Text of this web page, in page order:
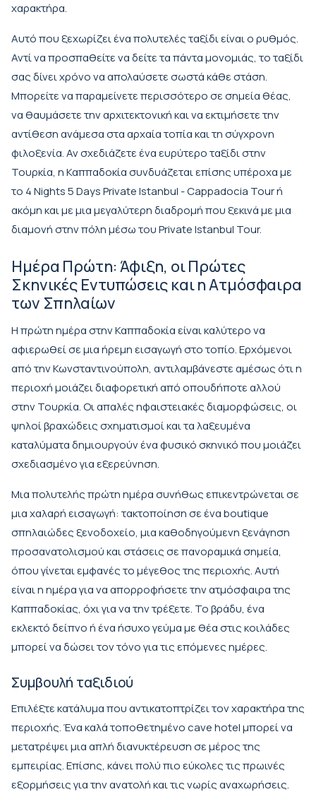
χαρακτήρα.
Αυτό που ξεχωρίζει ένα πολυτελές ταξίδι είναι ο ρυθμός.
Αντί να προσπαθείτε να δείτε τα πάντα μονομιάς, το ταξίδι
σας δίνει χρόνο να απολαύσετε σωστά κάθε στάση.
Μπορείτε να παραμείνετε περισσότερο σε σημεία θέας,
να θαυμάσετε την αρχιτεκτονική και να εκτιμήσετε την
αντίθεση ανάμεσα στα αρχαία τοπία και τη σύγχρονη
φιλοξενία. Αν σχεδιάζετε ένα ευρύτερο ταξίδι στην
Τουρκία, η Καππαδοκία συνδυάζεται επίσης υπέροχα με
το 4 Nights 5 Days Private Istanbul - Cappadocia Tourή
ακόμη και με μια μεγαλύτερη διαδρομή που ξεκινά με μια
διαμονή στην πόλη μέσω τουPrivate Istanbul Tour.
Ημέρα Πρώτη: Άφιξη, οι Πρώτες
Σκηνικές Εντυπώσεις και η Ατμόσφαιρα
των Σπηλαίων
Η πρώτη ημέρα στην Καππαδοκία είναι καλύτερο να
αφιερωθεί σε μια ήρεμη εισαγωγή στο τοπίο. Ερχόμενοι
από την Κωνσταντινούπολη, αντιλαμβάνεστε αμέσως ότι η
περιοχή μοιάζει διαφορετική από οπουδήποτε αλλού
στην Τουρκία. Οι απαλές ηφαιστειακές διαμορφώσεις, οι
ψηλοί βραχώδεις σχηματισμοί και τα λαξευμένα
καταλύματα δημιουργούν ένα φυσικό σκηνικό που μοιάζει
σχεδιασμένο για εξερεύνηση.
Μια πολυτελής πρώτη ημέρα συνήθως επικεντρώνεται σε
μια χαλαρή εισαγωγή: τακτοποίηση σε ένα boutique
σπηλαιώδες ξενοδοχείο, μια καθοδηγούμενη ξενάγηση
προσανατολισμού και στάσεις σε πανοραμικά σημεία,
όπου γίνεται εμφανές το μέγεθος της περιοχής. Αυτή
είναι η ημέρα για να απορροφήσετε την ατμόσφαιρα της
Καππαδοκίας, όχι για να την τρέξετε. Το βράδυ, ένα
εκλεκτό δείπνο ή ένα ήσυχο γεύμα με θέα στις κοιλάδες
μπορεί να δώσει τον τόνο για τις επόμενες ημέρες.
Συμβουλή ταξιδιού
Επιλέξτε κατάλυμα που αντικατοπτρίζει τον χαρακτήρα της
περιοχής. Ένα καλά τοποθετημένο cave hotel μπορεί να
μετατρέψει μια απλή διανυκτέρευση σε μέρος της
εμπειρίας. Επίσης, κάνει πολύ πιο εύκολες τις πρωινές
εξορμήσεις για την ανατολή και τις νωρίς αναχωρήσεις.